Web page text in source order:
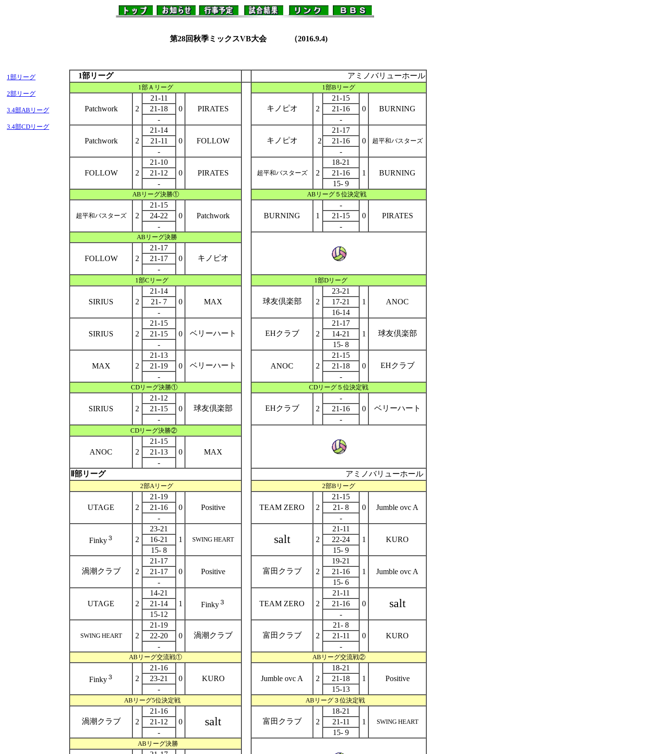
1部リーグ
2部リーグ
3.4部ABリーグ
3.4部CDリーグ
第28回秋季ミックスVB大会 （2016.9.4)
1部リーグ アミノバリューホール
1部Ａリーグ 1部Bリーグ
Patchwork 2
21-11
0
PIRATES キノピオ 2
21-15
0
BURNING
21-18
21-16
-
-
Patchwork 2
21-14
0
FOLLOW キノピオ 2
21-17
0
超平和バスターズ
21-11
21-16
-
-
FOLLOW 2
21-10
0
PIRATES 超平和バスターズ 2
18-21
1
BURNING
21-12
21-16
-
15- 9
ABリーグ決勝① ABリーグ５位決定戦
超平和バスターズ 2
21-15
0
Patchwork BURNING 1
-
0
PIRATES
24-22
21-15
-
-
ABリーグ決勝
FOLLOW 2
21-17
0
キノピオ
21-17
-
1部Cリーグ 1部Dリーグ
SIRIUS 2
21-14
0
MAX 球友倶楽部 2
23-21
1
ANOC
21- 7
17-21
-
16-14
SIRIUS 2
21-15
0
ベリーハート EHクラブ 2
21-17
1
球友倶楽部
21-15
14-21
-
15- 8
MAX 2
21-13
0
ベリーハート ANOC 2
21-15
0
EHクラブ
21-19
21-18
-
-
CDリーグ決勝① CDリーグ５位決定戦
SIRIUS 2
21-12
0
球友倶楽部 EHクラブ 2
-
0
ベリーハート
21-15
21-16
-
-
CDリーグ決勝②
ANOC 2
21-15
0
MAX
21-13
-
Ⅱ部リーグ
アミノバリューホール
2部Aリーグ 2部Bリーグ
UTAGE 2
21-19
0
Positive TEAM ZERO 2
21-15
0
Jumble ovc A
21-16
21- 8
-
-
Finky３ 2
23-21
1
SWING HEART salt 2
21-11
1
KURO
16-21
22-24
15- 8
15- 9
渦潮クラブ 2
21-17
0
Positive 富田クラブ 2
19-21
1
Jumble ovc A
21-17
21-16
-
15- 6
UTAGE 2
14-21
1
Finky ３ TEAM ZERO 2
21-11
0
salt
21-14
21-16
15-12
-
SWING HEART 2
21-19
0
渦潮クラブ 富田クラブ 2
21- 8
0
KURO
22-20
21-11
-
-
ABリーグ交流戦① ABリーグ交流戦②
Finky３ 2
21-16
0
KURO Jumble ovc A 2
18-21
1
Positive
23-21
21-18
-
15-13
ABリーグ5位決定戦 ABリーグ３位決定戦
渦潮クラブ 2
21-16
0
salt 富田クラブ 2
18-21
1
SWING HEART
21-12
21-11
-
15- 9
ABリーグ決勝